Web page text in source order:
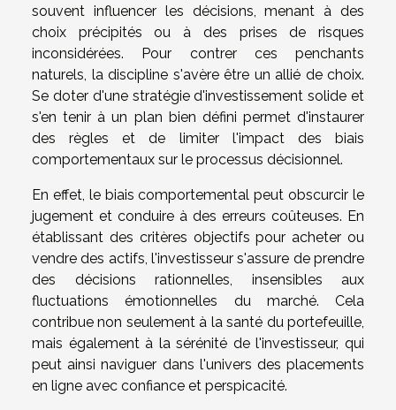
souvent influencer les décisions, menant à des
choix précipités ou à des prises de risques
inconsidérées. Pour contrer ces penchants
naturels, la discipline s'avère être un allié de choix.
Se doter d'une stratégie d'investissement solide et
s'en tenir à un plan bien défini permet d'instaurer
des règles et de limiter l'impact des biais
comportementaux sur le processus décisionnel.
En effet, le biais comportemental peut obscurcir le
jugement et conduire à des erreurs coûteuses. En
établissant des critères objectifs pour acheter ou
vendre des actifs, l'investisseur s'assure de prendre
des décisions rationnelles, insensibles aux
fluctuations émotionnelles du marché. Cela
contribue non seulement à la santé du portefeuille,
mais également à la sérénité de l'investisseur, qui
peut ainsi naviguer dans l'univers des placements
en ligne avec confiance et perspicacité.